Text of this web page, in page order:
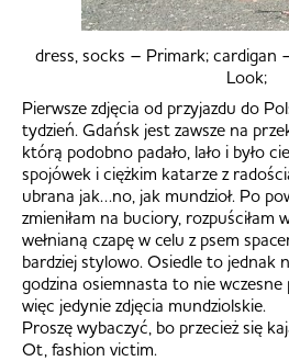
dress, socks – Primark; cardigan
Look;
Pierwsze zdjęcia od przyjazdu do
tydzień. Gdańsk jest zawsze na
którą podobno padało, lało i było
spojówek i ciężkim katarze z
ubrana jak…no, jak mundzioł. Po
zmieniłam na buciory, rozpuściłam
wełnianą czapę w celu z psem
bardziej stylowo. Osiedle to jednak
godzina osiemnasta to nie wczesne
więc jedynie zdjęcia mundziolskie.
Proszę wybaczyć, bo przecież się
Ot, fashion victim.